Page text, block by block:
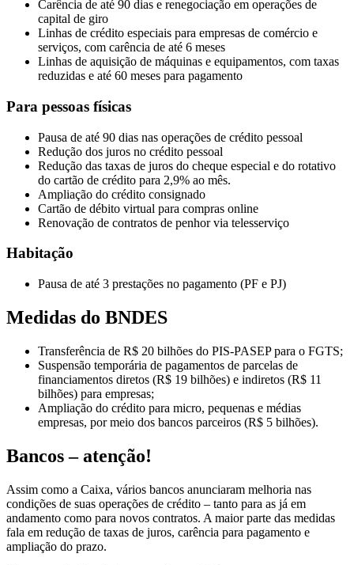
Carência de até 90 dias e renegociação em operações de
capital de giro
Linhas de crédito especiais para empresas de comércio e
serviços, com carência de até 6 meses
Linhas de aquisição de máquinas e equipamentos, com taxas
reduzidas e até 60 meses para pagamento
Para pessoas físicas
Pausa de até 90 dias nas operações de crédito pessoal
Redução dos juros no crédito pessoal
Redução das taxas de juros do cheque especial e do rotativo
do cartão de crédito para 2,9% ao mês.
Ampliação do crédito consignado
Cartão de débito virtual para compras online
Renovação de contratos de penhor via telesserviço
Habitação
Pausa de até 3 prestações no pagamento (PF e PJ)
Medidas do BNDES
Transferência de R$ 20 bilhões do PIS-PASEP para o FGTS;
Suspensão temporária de pagamentos de parcelas de
financiamentos diretos (R$ 19 bilhões) e indiretos (R$ 11
bilhões) para empresas;
Ampliação do crédito para micro, pequenas e médias
empresas, por meio dos bancos parceiros (R$ 5 bilhões).
Bancos – atenção!
Assim como a Caixa, vários bancos anunciaram melhoria nas
condições de suas operações de crédito – tanto para as já em
andamento como para novos contratos. A maior parte das medidas
fala em redução de taxas de juros, carência para pagamento e
ampliação do prazo.